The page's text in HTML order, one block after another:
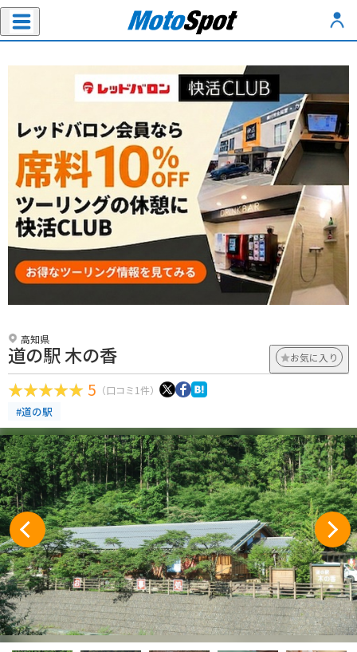
高知県
道の駅 木の香 お気に入り
5 （口コミ1件）
#道の駅